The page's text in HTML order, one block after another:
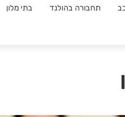
תחבורה בהולנד בתי מלון